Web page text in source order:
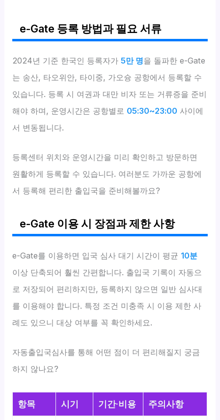
e-Gate 등록 방법과 필요 서류
2024년 기준 한국인 등록자가5만 명을 돌파한 e-Gate
는 송산, 타오위안, 타이중, 가오슝 공항에서 등록할 수
있습니다. 등록 시 여권과 대만 비자 또는 거류증을 준비
해야 하며, 운영시간은 공항별로 05:30~23:00 사이에
서 변동됩니다.
등록센터 위치와 운영시간을 미리 확인하고 방문하면
원활하게 등록할 수 있습니다. 여러분도 가까운 공항에
서 등록해 편리한 출입국을 준비해볼까요?
e-Gate 이용 시 장점과 제한 사항
e-Gate를 이용하면 입국 심사 대기 시간이 평균 10분
이상 단축되어 훨씬 간편합니다. 출입국 기록이 자동으
로 저장되어 편리하지만, 등록하지 않으면 일반 심사대
를 이용해야 합니다. 특정 조건 미충족 시 이용 제한 사
례도 있으니 대상 여부를 꼭 확인하세요.
자동출입국심사를 통해 어떤 점이 더 편리해질지 궁금
하지 않나요?
항목 시기 기간·비용 주의사항